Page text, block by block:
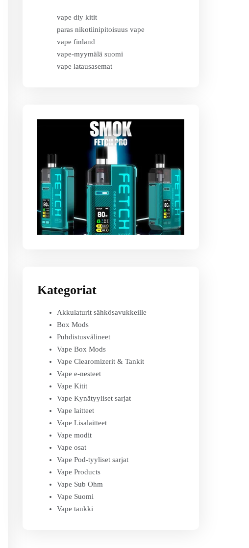
vape diy kitit
paras nikotiinipitoisuus vape
vape finland
vape-myymälä suomi
vape latausasemat
Kategoriat
Akkulaturit sähkösavukkeille
Box Mods
Puhdistusvälineet
Vape Box Mods
Vape Clearomizerit & Tankit
Vape e-nesteet
Vape Kitit
Vape Kynätyyliset sarjat
Vape laitteet
Vape Lisalaitteet
Vape modit
Vape osat
Vape Pod-tyyliset sarjat
Vape Products
Vape Sub Ohm
Vape Suomi
Vape tankki